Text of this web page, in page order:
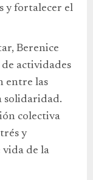
y fortalecer el
Berenice
de actividades
entre las
solidaridad.
colectiva
y
vida de la